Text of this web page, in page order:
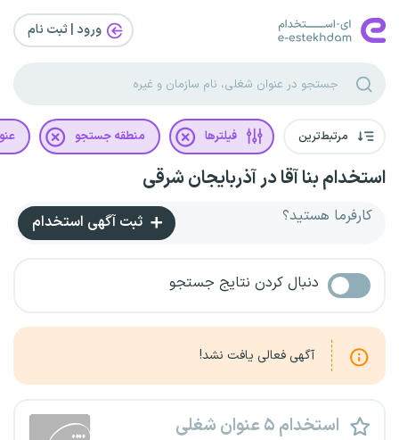
ورود | ثبت‌ نام
مرتبط‌ترین فیلترها منطقه جستجو
استخدام بنا آقا در آذربایجان شرقی
کارفرما هستید؟ ثبت آگهی استخدام
دنبال کردن نتایج جستجو
آگهی فعالی یافت نشد!
استخدام ۵ عنوان شغلی